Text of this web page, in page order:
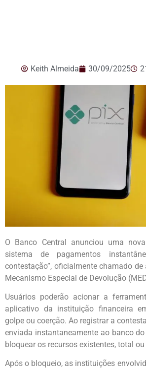
Keith Almeida 30/09/2025
O Banco Central anunciou uma
sistema de pagamentos
contestação”, oficialmente chamado
Mecanismo Especial de Devolução
Usuários poderão acionar a
aplicativo da instituição financeira
golpe ou coerção. Ao registrar a
enviada instantaneamente ao banco do
bloquear os recursos existentes, total
Após o bloqueio, as instituições